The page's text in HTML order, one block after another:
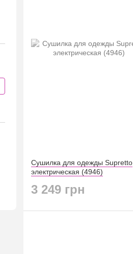
Сушилка для одежды Supretto
электрическая (4946)
3 249 грн